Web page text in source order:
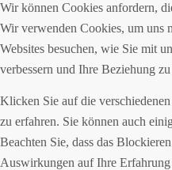
Wir können Cookies anfordern,
Wir verwenden Cookies, um uns
Websites besuchen, wie Sie mit
verbessern und Ihre Beziehung
Klicken Sie auf die
zu erfahren. Sie können auch
Beachten Sie, dass das
Auswirkungen auf Ihre